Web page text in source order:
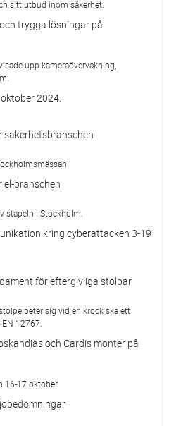
sitt utbud inom säkerhet.
trygga lösningar på
upp kameraövervakning,
2024.
branschen
stapeln i Stockholm.
kring cyberattacken 3-19
för eftergivliga stolpar
beter sig vid en krock ska ett
12767.
och Cardis monter på
16-17 oktober.